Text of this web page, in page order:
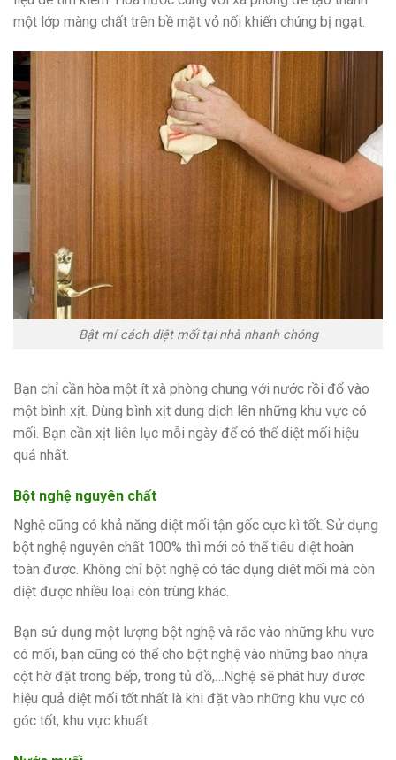
một lớp màng chất trên bề mặt vỏ nối khiến chúng bị ngạt.
Bật mí cách diệt mối tại nhà nhanh chóng
Bạn chỉ cần hòa một ít xà phòng chung với nước rồi đổ vào
một bình xịt. Dùng bình xịt dung dịch lên những khu vực có
mối. Bạn cần xịt liên lục mỗi ngày để có thể diệt mối hiệu
quả nhất.
Bột nghệ nguyên chất
Nghệ cũng có khả năng diệt mối tận gốc cực kì tốt. Sử dụng
bột nghệ nguyên chất 100% thì mới có thể tiêu diệt hoàn
toàn được. Không chỉ bột nghệ có tác dụng diệt mối mà còn
diệt được nhiều loại côn trùng khác.
Bạn sử dụng một lượng bột nghệ và rắc vào những khu vực
có mối, bạn cũng có thể cho bột nghệ vào những bao nhựa
cột hờ đặt trong bếp, trong tủ đồ,…Nghệ sẽ phát huy được
hiệu quả diệt mối tốt nhất là khi đặt vào những khu vực có
góc tốt, khu vực khuất.